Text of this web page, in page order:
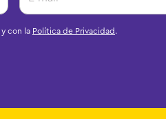
y con la Política de Privacidad .